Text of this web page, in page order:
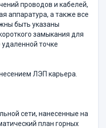
проводов и кабелей,
аппаратура, а также все
быть указаны
замыкания для
точке
ЛЭП карьера.
сети, нанесенные на
план горных